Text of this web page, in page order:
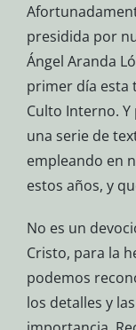
presidida por
Ángel Aranda
primer día esta
Culto Interno.
una serie de
empleando en
estos años, y
No es un
Cristo, para la
podemos
los detalles y